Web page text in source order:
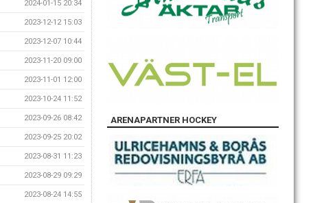
2024-01-15 20:34
2023-12-12 15:03
2023-12-07 10:44
2023-11-20 09:00
2023-11-01 12:00
2023-10-24 11:52
2023-09-26 08:42
2023-09-25 20:02
2023-08-31 11:23
2023-08-29 09:29
2023-08-24 14:55
ARENAPARTNER HOCKEY